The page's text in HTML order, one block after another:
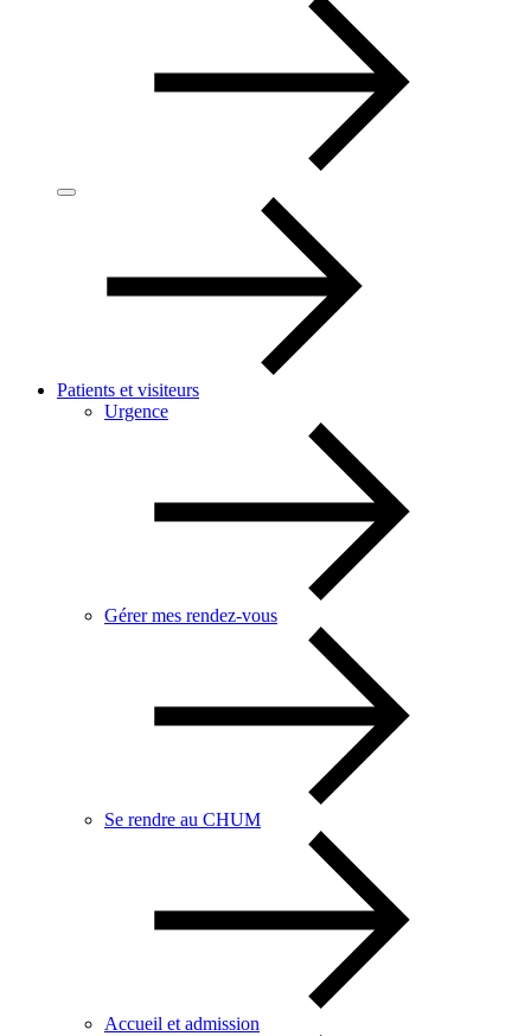
Patients et visiteurs
Urgence
Gérer mes rendez-vous
Se rendre au CHUM
Accueil et admission